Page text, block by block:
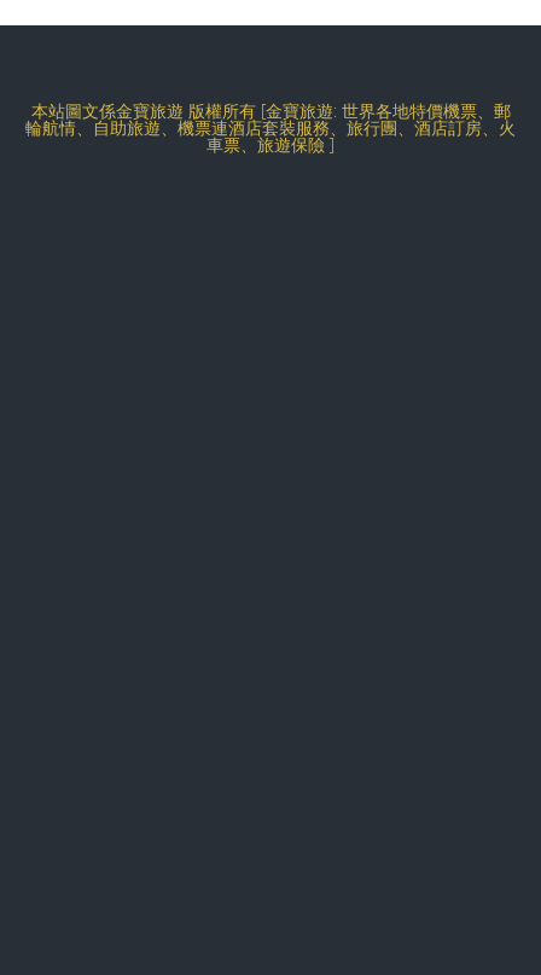
本站圖文係金寶旅遊 版權所有 [金寶旅遊: 世界各地特價機票、郵
輪航情、自助旅遊、機票連酒店套裝服務、旅行團、酒店訂房、火
車票、旅遊保險 ]